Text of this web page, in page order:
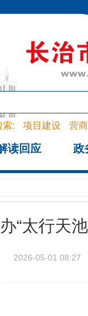
索: 项目建设 营
读回应 政
“太行天
2026-05-01 08:27